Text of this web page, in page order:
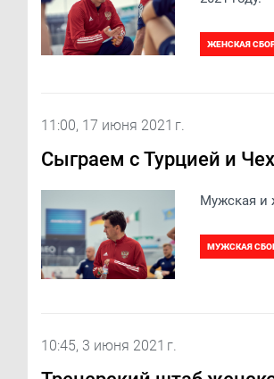
ЖЕНСКАЯ
11:00, 17 июня 2021 г.
Сыграем с Турцией и
Мужская и
МУЖСКАЯ
10:45, 3 июня 2021 г.